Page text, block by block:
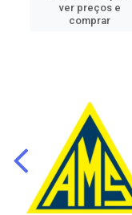
ver preços e
comprar